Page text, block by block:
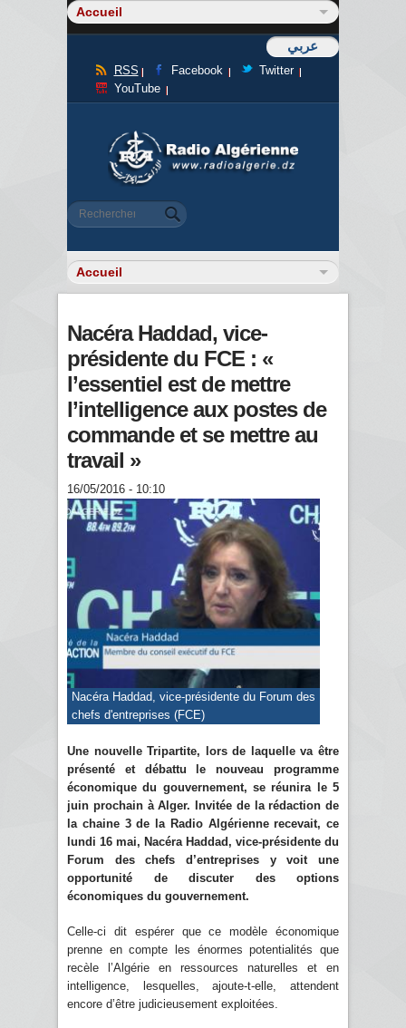
عربي
RSS Facebook
Twitter
YouTube
Formulaire de recherche
Rechercher
Nacéra Haddad, vice-
présidente du FCE : «
l’essentiel est de mettre
l’intelligence aux postes de
commande et se mettre au
travail »
16/05/2016 - 10:10
Nacéra Haddad, vice-présidente du Forum des
chefs d'entreprises (FCE)
Une nouvelle Tripartite, lors de laquelle va être
présenté et débattu le nouveau programme
économique du gouvernement, se réunira le 5
juin prochain à Alger. Invitée de la rédaction de
la chaine 3 de la Radio Algérienne recevait, ce
lundi 16 mai, Nacéra Haddad, vice-présidente du
Forum des chefs d’entreprises y voit une
opportunité de discuter des options
économiques du gouvernement.
Celle-ci dit espérer que ce modèle économique
prenne en compte les énormes potentialités que
recèle l’Algérie en ressources naturelles et en
intelligence, lesquelles, ajoute-t-elle, attendent
encore d’être judicieusement exploitées.